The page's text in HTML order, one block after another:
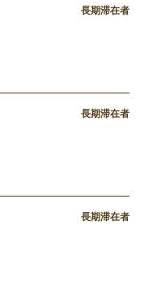
長期滞在者
長期滞在者
長期滞在者